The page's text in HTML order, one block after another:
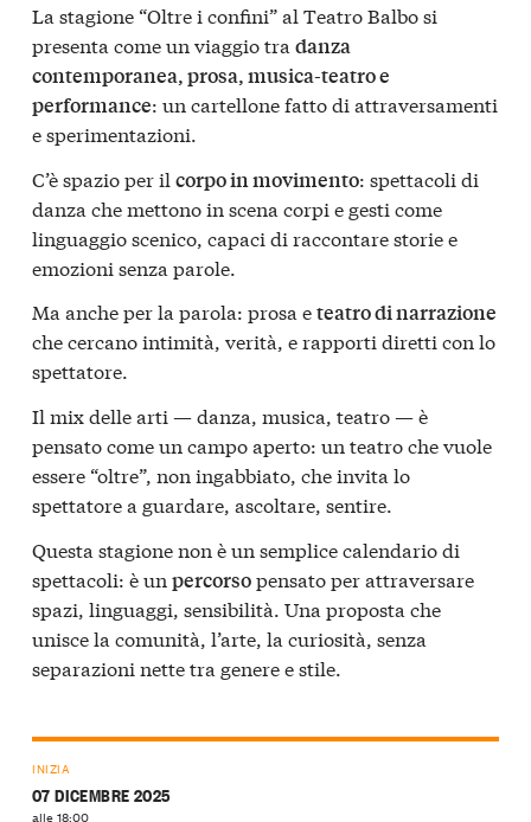
La stagione “Oltre i confini” al Teatro Balbo si
presenta come un viaggio tra danza
contemporanea, prosa, musica-teatro e
performance: un cartellone fatto di attraversamenti
e sperimentazioni.
C’è spazio per il corpo in movimento: spettacoli di
danza che mettono in scena corpi e gesti come
linguaggio scenico, capaci di raccontare storie e
emozioni senza parole.
Ma anche per la parola: prosa eteatro di narrazione
che cercano intimità, verità, e rapporti diretti con lo
spettatore.
Il mix delle arti — danza, musica, teatro — è
pensato come un campo aperto: un teatro che vuole
essere “oltre”, non ingabbiato, che invita lo
spettatore a guardare, ascoltare, sentire.
Questa stagione non è un semplice calendario di
spettacoli: è un percorsopensato per attraversare
spazi, linguaggi, sensibilità. Una proposta che
unisce la comunità, l’arte, la curiosità, senza
separazioni nette tra genere e stile.
INIZIA
07 DICEMBRE 2025
alle 18:00